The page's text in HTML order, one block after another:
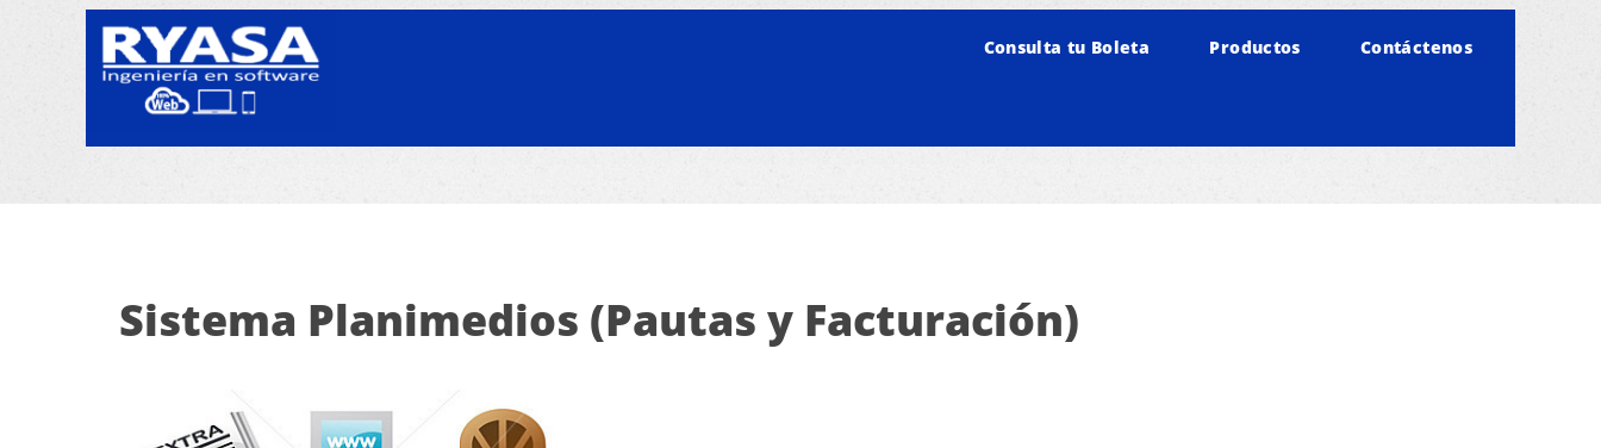
Consulta tu Boleta Productos Contáctenos
Sistema Planimedios (Pautas y Facturación)